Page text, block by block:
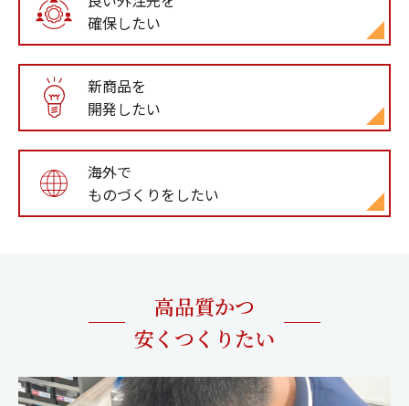
確保したい
新商品を
開発したい
海外で
ものづくりをしたい
高品質かつ
安くつくりたい